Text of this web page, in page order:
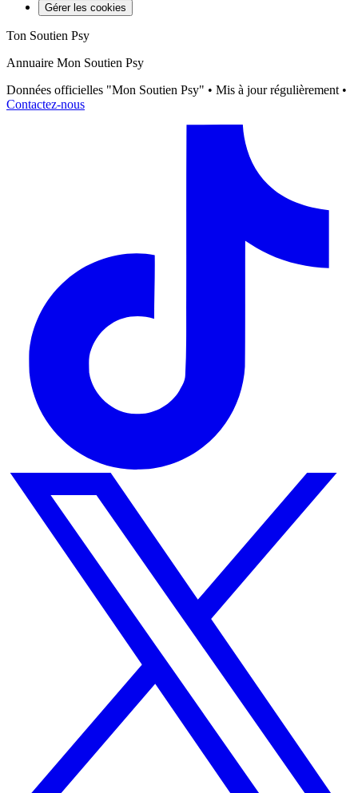
Gérer les cookies
Ton Soutien Psy
Annuaire Mon Soutien Psy
Données officielles "Mon Soutien Psy" • Mis à jour régulièrement •
Contactez-nous